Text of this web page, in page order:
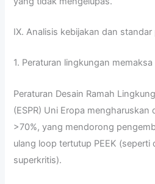
IX. Analisis kebijakan dan
1. Peraturan lingkungan
Peraturan Desain Ramah
(ESPR) Uni Eropa mengharuskan
>70%, yang mendorong
ulang loop tertutup PEEK (seperti
superkritis).